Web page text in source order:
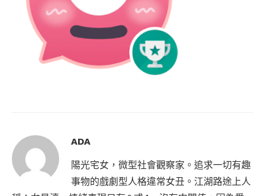
ADA
陽光宅女，微型社會觀察家。追求一切有趣
事物的戲劇型人格違常女丑。江湖路途上人